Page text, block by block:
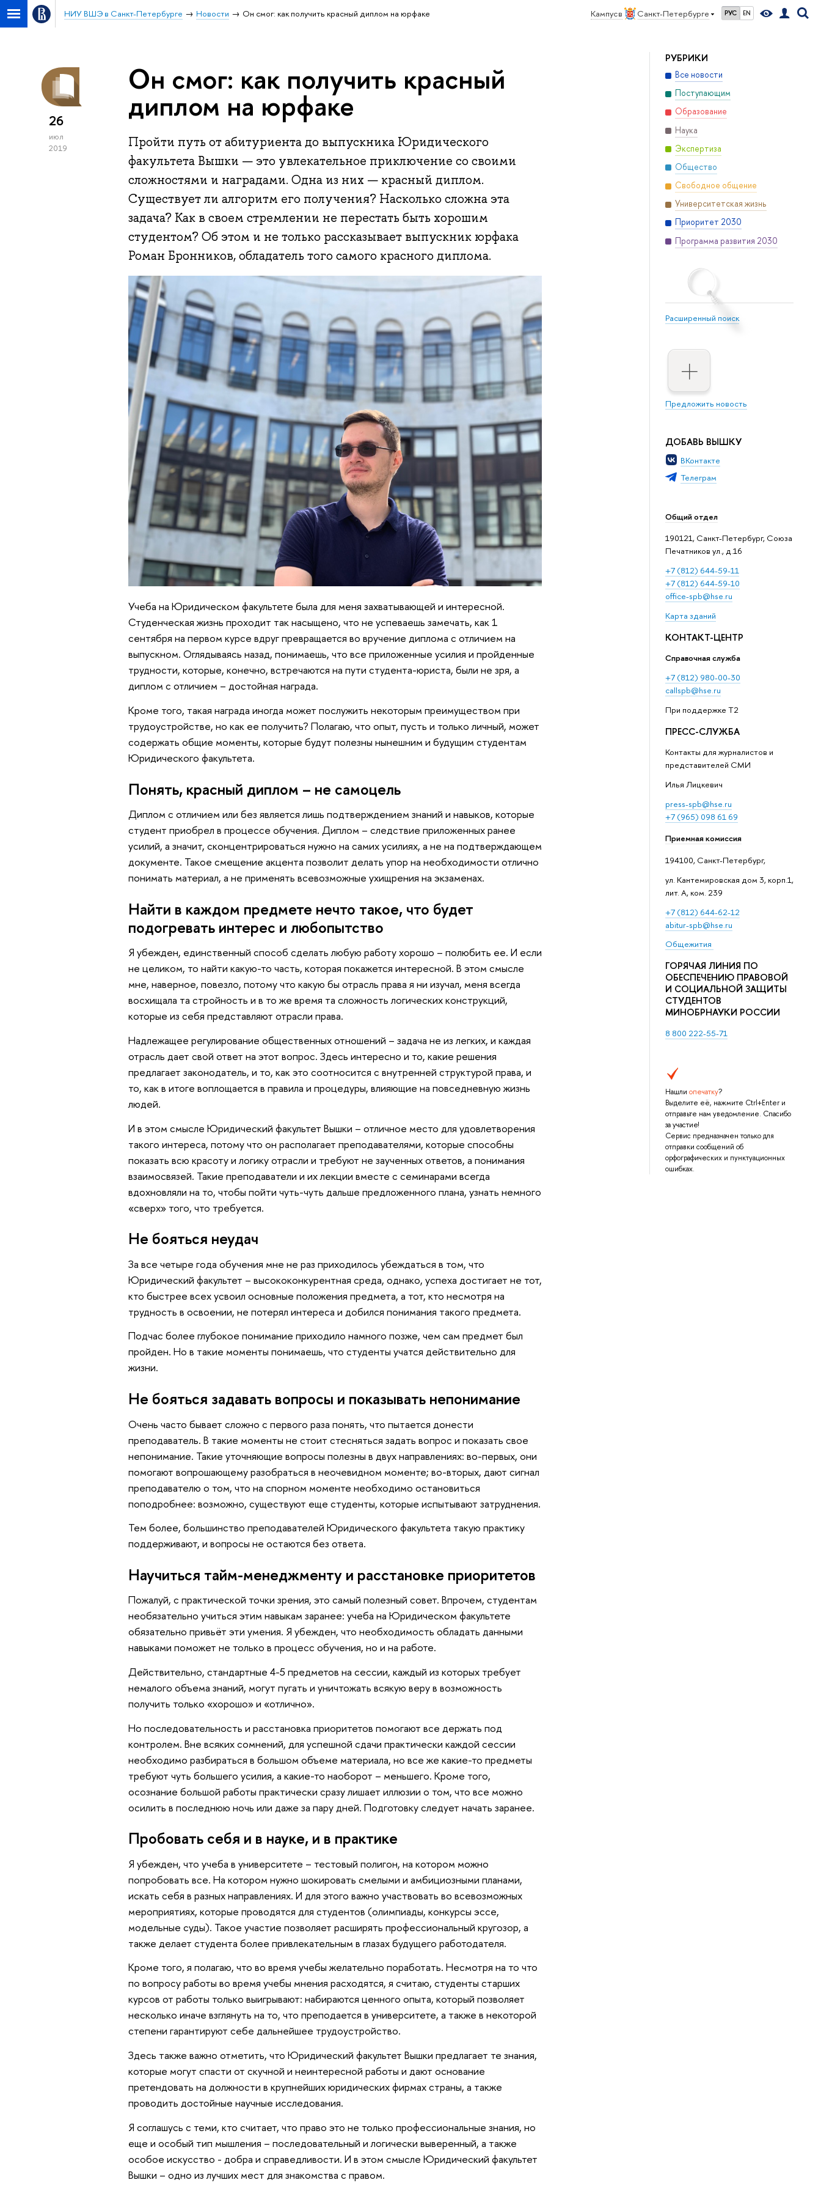
Кампус в Санкт-Петербурге РУС EN
НИУ ВШЭ в Санкт-Петербурге Новости Он смог: как получить красный диплом на юрфаке
РУБРИКИ
Все новости
Поступающим
Образование
Наука
Экспертиза
Общество
Свободное общение
Университетская жизнь
Приоритет 2030
Программа развития 2030
Расширенный поиск
Предложить новость
ДОБАВЬ ВЫШКУ
ВКонтакте
Телеграм
Общий отдел
190121, Санкт-Петербург, Союза
Печатников ул., д.16
+7 (812) 644-59-11
+7 (812) 644-59-10
office-spb@hse.ru
Карта зданий
КОНТАКТ-ЦЕНТР
Справочная служба
+7 (812) 980-00-30
callspb@hse.ru
При поддержке T2
ПРЕСС-СЛУЖБА
Контакты для журналистов и
представителей СМИ
Илья Лицкевич
press-spb@hse.ru
+7 (965) 098 61 69
Приемная комиссия
194100, Санкт-Петербург,
ул. Кантемировская дом 3, корп.1,
лит. А, ком. 239
+7 (812) 644-62-12
abitur-spb@hse.ru
Общежития
ГОРЯЧАЯ ЛИНИЯ ПО
ОБЕСПЕЧЕНИЮ ПРАВОВОЙ
И СОЦИАЛЬНОЙ ЗАЩИТЫ
СТУДЕНТОВ
МИНОБРНАУКИ РОССИИ
8 800 222-55-71
Нашли опечатку?
Выделите её, нажмите Ctrl+Enter и
отправьте нам уведомление. Спасибо
за участие!
Сервис предназначен только для
отправки сообщений об
орфографических и пунктуационных
ошибках.
26
июл
2019
Он смог: как получить красный
диплом на юрфаке
Пройти путь от абитуриента до выпускника Юридического
факультета Вышки — это увлекательное приключение со своими
сложностями и наградами. Одна из них — красный диплом.
Существует ли алгоритм его получения? Насколько сложна эта
задача? Как в своем стремлении не перестать быть хорошим
студентом? Об этом и не только рассказывает выпускник юрфака
Роман Бронников, обладатель того самого красного диплома.
Учеба на Юридическом факультете была для меня захватывающей и интересной.
Студенческая жизнь проходит так насыщено, что не успеваешь замечать, как 1
сентября на первом курсе вдруг превращается во вручение диплома с отличием на
выпускном. Оглядываясь назад, понимаешь, что все приложенные усилия и пройденные
трудности, которые, конечно, встречаются на пути студента-юриста, были не зря, а
диплом с отличием – достойная награда.
Кроме того, такая награда иногда может послужить некоторым преимуществом при
трудоустройстве, но как ее получить? Полагаю, что опыт, пусть и только личный, может
содержать общие моменты, которые будут полезны нынешним и будущим студентам
Юридического факультета.
Понять, красный диплом – не самоцель
Диплом с отличием или без является лишь подтверждением знаний и навыков, которые
студент приобрел в процессе обучения. Диплом – следствие приложенных ранее
усилий, а значит, сконцентрироваться нужно на самих усилиях, а не на подтверждающем
документе. Такое смещение акцента позволит делать упор на необходимости отлично
понимать материал, а не применять всевозможные ухищрения на экзаменах.
Найти в каждом предмете нечто такое, что будет
подогревать интерес и любопытство
Я убежден, единственный способ сделать любую работу хорошо – полюбить ее. И если
не целиком, то найти какую-то часть, которая покажется интересной. В этом смысле
мне, наверное, повезло, потому что какую бы отрасль права я ни изучал, меня всегда
восхищала та стройность и в то же время та сложность логических конструкций,
которые из себя представляют отрасли права.
Надлежащее регулирование общественных отношений – задача не из легких, и каждая
отрасль дает свой ответ на этот вопрос. Здесь интересно и то, какие решения
предлагает законодатель, и то, как это соотносится с внутренней структурой права, и
то, как в итоге воплощается в правила и процедуры, влияющие на повседневную жизнь
людей.
И в этом смысле Юридический факультет Вышки – отличное место для удовлетворения
такого интереса, потому что он располагает преподавателями, которые способны
показать всю красоту и логику отрасли и требуют не заученных ответов, а понимания
взаимосвязей. Такие преподаватели и их лекции вместе с семинарами всегда
вдохновляли на то, чтобы пойти чуть-чуть дальше предложенного плана, узнать немного
«сверх» того, что требуется.
Не бояться неудач
За все четыре года обучения мне не раз приходилось убеждаться в том, что
Юридический факультет – высококонкурентная среда, однако, успеха достигает не тот,
кто быстрее всех усвоил основные положения предмета, а тот, кто несмотря на
трудность в освоении, не потерял интереса и добился понимания такого предмета.
Подчас более глубокое понимание приходило намного позже, чем сам предмет был
пройден. Но в такие моменты понимаешь, что студенты учатся действительно для
жизни.
Не бояться задавать вопросы и показывать непонимание
Очень часто бывает сложно с первого раза понять, что пытается донести
преподаватель. В такие моменты не стоит стесняться задать вопрос и показать свое
непонимание. Такие уточняющие вопросы полезны в двух направлениях: во-первых, они
помогают вопрошающему разобраться в неочевидном моменте; во-вторых, дают сигнал
преподавателю о том, что на спорном моменте необходимо остановиться
поподробнее: возможно, существуют еще студенты, которые испытывают затруднения.
Тем более, большинство преподавателей Юридического факультета такую практику
поддерживают, и вопросы не остаются без ответа.
Научиться тайм-менеджменту и расстановке приоритетов
Пожалуй, с практической точки зрения, это самый полезный совет. Впрочем, студентам
необязательно учиться этим навыкам заранее: учеба на Юридическом факультете
обязательно привьёт эти умения. Я убежден, что необходимость обладать данными
навыками поможет не только в процесс обучения, но и на работе.
Действительно, стандартные 4-5 предметов на сессии, каждый из которых требует
немалого объема знаний, могут пугать и уничтожать всякую веру в возможность
получить только «хорошо» и «отлично».
Но последовательность и расстановка приоритетов помогают все держать под
контролем. Вне всяких сомнений, для успешной сдачи практически каждой сессии
необходимо разбираться в большом объеме материала, но все же какие-то предметы
требуют чуть большего усилия, а какие-то наоборот – меньшего. Кроме того,
осознание большой работы практически сразу лишает иллюзии о том, что все можно
осилить в последнюю ночь или даже за пару дней. Подготовку следует начать заранее.
Пробовать себя и в науке, и в практике
Я убежден, что учеба в университете – тестовый полигон, на котором можно
попробовать все. На котором нужно шокировать смелыми и амбициозными планами,
искать себя в разных направлениях. И для этого важно участвовать во всевозможных
мероприятиях, которые проводятся для студентов (олимпиады, конкурсы эссе,
модельные суды). Такое участие позволяет расширять профессиональный кругозор, а
также делает студента более привлекательным в глазах будущего работодателя.
Кроме того, я полагаю, что во время учебы желательно поработать. Несмотря на то что
по вопросу работы во время учебы мнения расходятся, я считаю, студенты старших
курсов от работы только выигрывают: набираются ценного опыта, который позволяет
несколько иначе взглянуть на то, что преподается в университете, а также в некоторой
степени гарантируют себе дальнейшее трудоустройство.
Здесь также важно отметить, что Юридический факультет Вышки предлагает те знания,
которые могут спасти от скучной и неинтересной работы и дают основание
претендовать на должности в крупнейших юридических фирмах страны, а также
проводить достойные научные исследования.
Я соглашусь с теми, кто считает, что право это не только профессиональные знания, но
еще и особый тип мышления – последовательный и логически выверенный, а также
особое искусство - добра и справедливости. И в этом смысле Юридический факультет
Вышки – одно из лучших мест для знакомства с правом.